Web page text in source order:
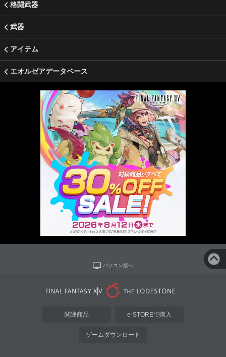
格闘武器
武器
アイテム
エオルゼアデータベース
パソコン版へ
関連商品 e-STOREで購入
ゲームダウンロード